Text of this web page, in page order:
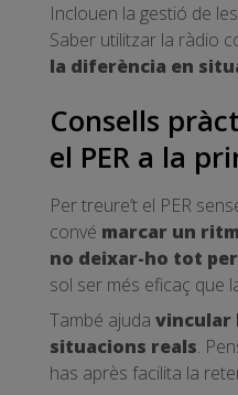
Inclouen la gestió de
Saber utilitzar la ràdio
la diferència en
Consells
el PER a la
Per treure’t el PER
convé marcar un
no deixar-ho tot
sol ser més eficaç que
També ajuda vincular
situacions reals.
has après facilita la